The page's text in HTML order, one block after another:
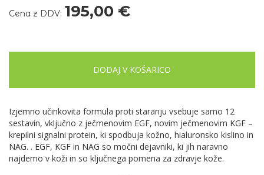
Cena z DDV: 195,00 €
DODAJ V KOŠARICO
Izjemno učinkovita formula proti staranju vsebuje samo 12
sestavin, vključno z ječmenovim EGF, novim ječmenovim KGF –
krepilni signalni protein, ki spodbuja kožno, hialuronsko kislino in
NAG. . EGF, KGF in NAG so močni dejavniki, ki jih naravno
najdemo v koži in so ključnega pomena za zdravje kože.